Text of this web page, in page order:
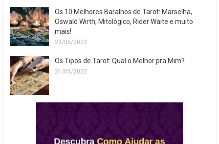
Os 10 Melhores Baralhos de Tarot: Marselha,
Oswald Wirth, Mitológico, Rider Waite e muito
mais!
23/05/2022
Os Tipos de Tarot: Qual o Melhor pra Mim?
21/05/2022